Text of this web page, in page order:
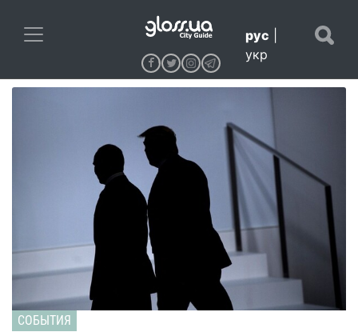
рус
укр
СОБЫТИЯ